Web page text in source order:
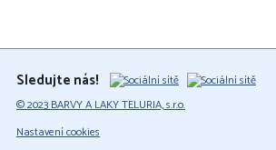
Sledujte nás!
© 2023 BARVY A LAKY TELURIA, s.r.o.
Nastavení cookies